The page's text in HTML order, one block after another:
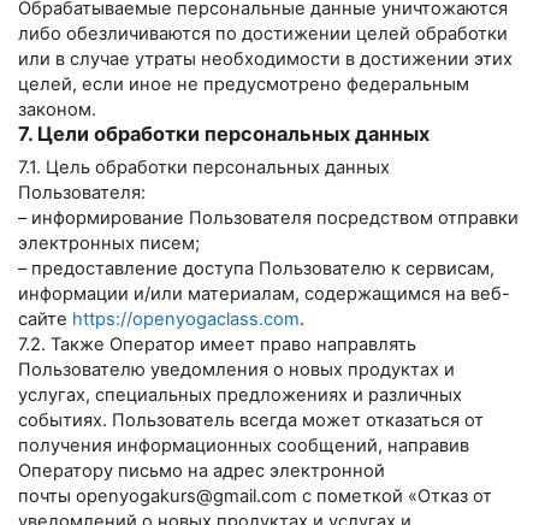
Обрабатываемые персональные данные уничтожаются
либо обезличиваются по достижении целей обработки
или в случае утраты необходимости в достижении этих
целей, если иное не предусмотрено федеральным
законом.
7. Цели обработки персональных данных
7.1. Цель обработки персональных данных
Пользователя:
– информирование Пользователя посредством отправки
электронных писем;
– предоставление доступа Пользователю к сервисам,
информации и/или материалам, содержащимся на веб-
сайте https://openyogaclass.com.
7.2. Также Оператор имеет право направлять
Пользователю уведомления о новых продуктах и
услугах, специальных предложениях и различных
событиях. Пользователь всегда может отказаться от
получения информационных сообщений, направив
Оператору письмо на адрес электронной
почты openyogakurs@gmail.com с пометкой «Отказ от